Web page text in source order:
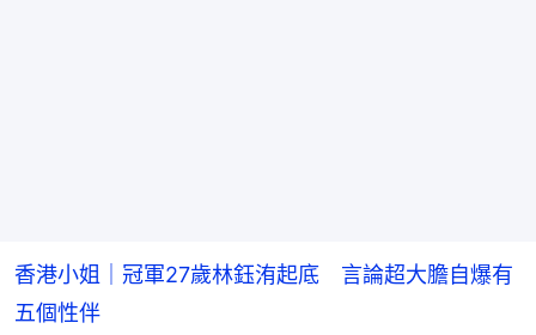
香港小姐｜冠軍27歲林鈺洧起底 言論超大膽自爆有
五個性伴